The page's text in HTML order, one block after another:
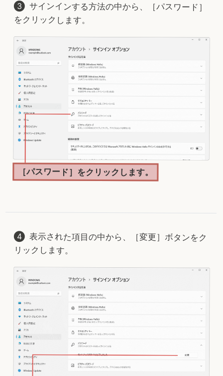
サインインする方法の中から、［パスワード］
をクリックします。
［パスワード］をクリックします。
表示された項目の中から、［変更］ボタンをク
リックします。